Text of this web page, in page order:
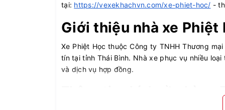
tại: https://vexekhachvn.com/xe-phiet-hoc/ -
Giới thiệu nhà xe Phiệt
Xe Phiệt Học thuộc Công ty TNHH Thương
tín tại tỉnh Thái Bình. Nhà xe phục vụ nhiều
và dịch vụ hợp đồng.
: Trụ sở: 235 Trần